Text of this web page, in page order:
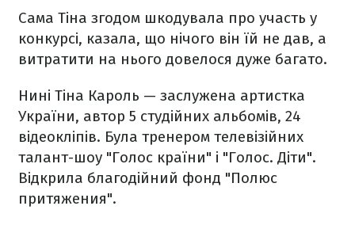
Сама Тіна згодом шкодувала про участь у
конкурсі, казала, що нічого він їй не дав, а
витратити на нього довелося дуже багато.
Нині Тіна Кароль — заслужена артистка
України, автор 5 студійних альбомів, 24
відеокліпів. Була тренером телевізійних
талант-шоу "Голос країни" і "Голос. Діти".
Відкрила благодійний фонд "Полюс
притяжения".